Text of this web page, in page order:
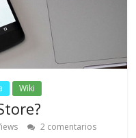
Wiki
2 comentarios